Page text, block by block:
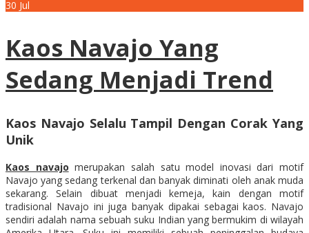
30 Jul
Kaos Navajo Yang
Sedang Menjadi Trend
Kaos Navajo Selalu Tampil Dengan Corak Yang
Unik
Kaos navajo merupakan salah satu model inovasi dari motif
Navajo yang sedang terkenal dan banyak diminati oleh anak muda
sekarang. Selain dibuat menjadi kemeja, kain dengan motif
tradisional Navajo ini juga banyak dipakai sebagai kaos. Navajo
sendiri adalah nama sebuah suku Indian yang bermukim di wilayah